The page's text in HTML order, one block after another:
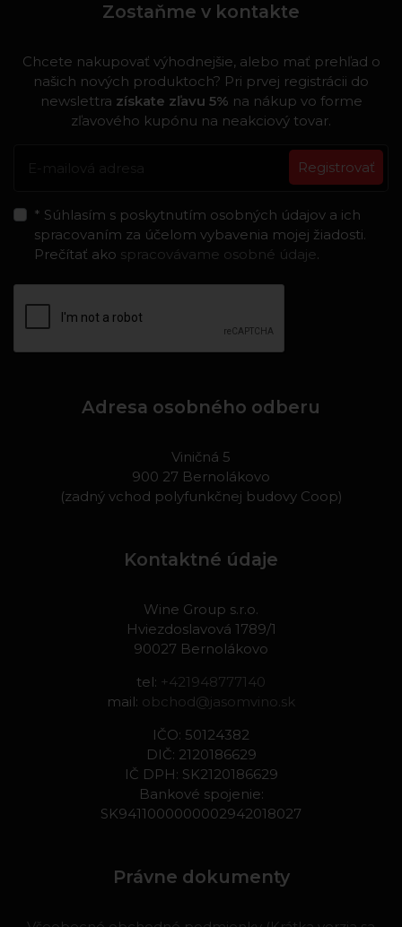
Zostaňme v kontakte
Chcete nakupovať výhodnejšie, alebo mať prehľad o
našich nových produktoch? Pri prvej registrácii do
newslettra získate zľavu 5% na nákup vo forme
zľavového kupónu na neakciový tovar.
Registrovať
* Súhlasím s poskytnutím osobných údajov a ich
spracovaním za účelom vybavenia mojej žiadosti.
Prečítať ako spracovávame osobné údaje.
Adresa osobného odberu
Viničná 5
900 27 Bernolákovo
(zadný vchod polyfunkčnej budovy Coop)
Kontaktné údaje
Wine Group s.r.o.
Hviezdoslavová 1789/1
90027 Bernolákovo
tel: +421948777140
mail: obchod@jasomvino.sk
IČO: 50124382
DIČ: 2120186629
IČ DPH: SK2120186629
Bankové spojenie:
SK9411000000002942018027
Právne dokumenty